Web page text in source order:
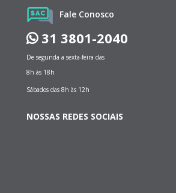
Fale Conosco
31 3801-2040
De segunda a sexta-feira das
8h às 18h
Sábados das 8h às 12h
NOSSAS REDES SOCIAIS